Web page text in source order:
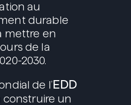
au
durable
mettre en
de la
2030.
de l’EDD
construire un